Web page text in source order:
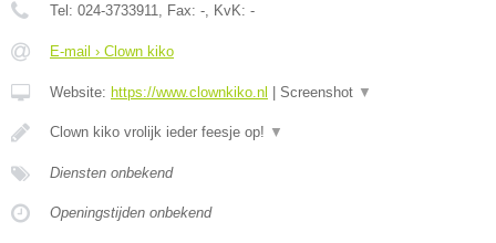
Tel: 024-3733911 , Fax: - , KvK: -
E-mail › Clown kiko
Website: https://www.clownkiko.nl Screenshot ▼
Clown kiko vrolijk ieder feesje op! ▼
Diensten onbekend
Openingstijden onbekend